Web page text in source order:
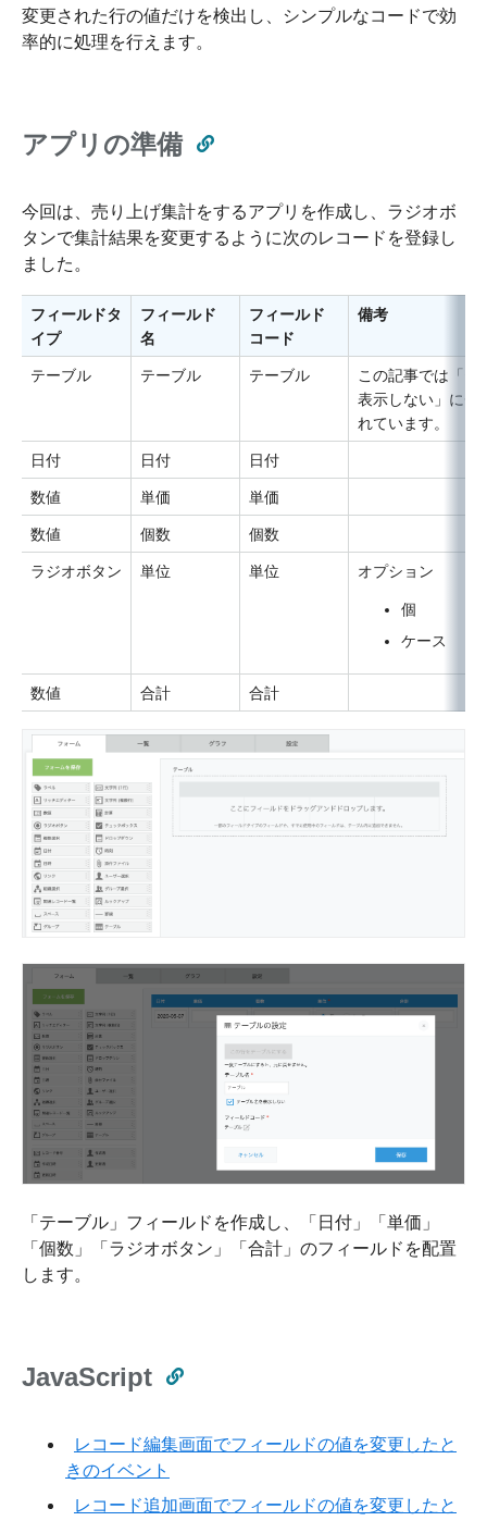
変更された行の値だけを検出し、シンプルなコードで効
率的に処理を行えます。
アプリの準備
今回は、売り上げ集計をするアプリを作成し、ラジオボ
タンで集計結果を変更するように次のレコードを登録し
ました。
フィールドタ
イプ
フィールド
名
フィールド
コード
備考
テーブル テーブル テーブル
この記事では「テ
表示しない」にチ
れています。
日付 日付 日付
数値 単価 単価
数値 個数 個数
ラジオボタン 単位 単位 オプション
個
ケース
数値 合計 合計
「テーブル」フィールドを作成し、「日付」「単価」
「個数」「ラジオボタン」「合計」のフィールドを配置
します。
JavaScript
レコード編集画面でフィールドの値を変更したと
きのイベント
レコード追加画面でフィールドの値を変更したと